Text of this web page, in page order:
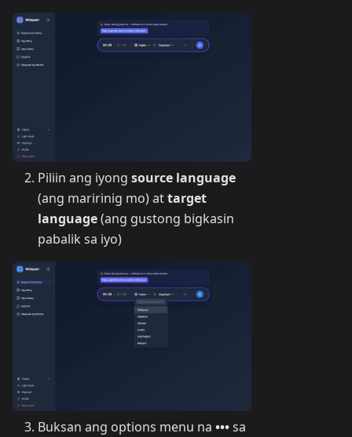
Piliin ang iyong source language
(ang maririnig mo) attarget
language(ang gustong bigkasin
pabalik sa iyo)
Buksan ang options menu na •••sa